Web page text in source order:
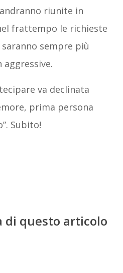
riunite in
frattempo le richieste
sempre più
aggressive.
va declinata
prima persona
Subito!
di questo articolo